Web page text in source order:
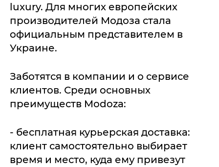
luxury. Для многих европейских
производителей Модоза стала
официальным представителем в
Украине.
Заботятся в компании и о сервисе
клиентов. Среди основных
преимуществ Modoza:
- бесплатная курьерская доставка:
клиент самостоятельно выбирает
время и место, куда ему привезут